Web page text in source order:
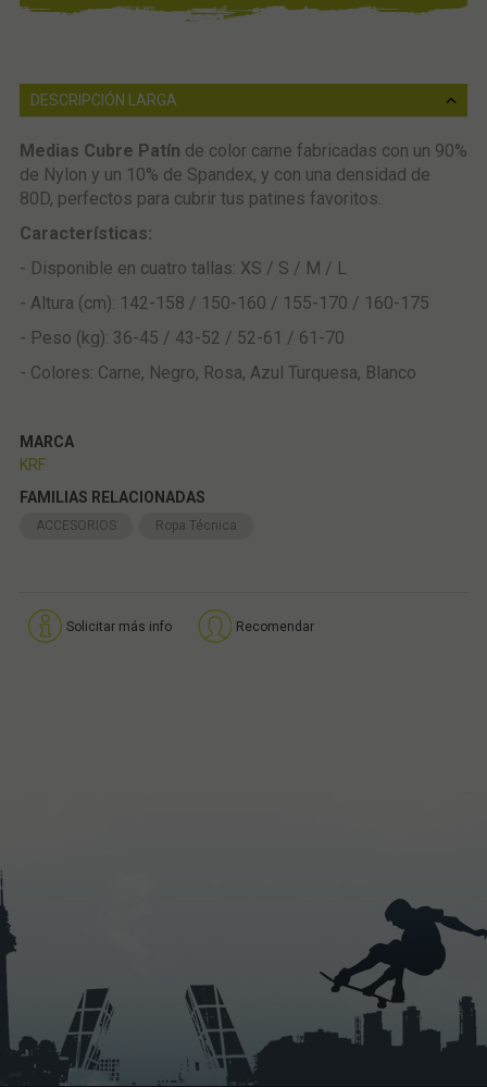
DESCRIPCIÓN LARGA
Medias Cubre Patín de color carne fabricadas con un 90%
de Nylon y un 10% de Spandex, y con una densidad de
80D, perfectos para cubrir tus patines favoritos.
Características:
- Disponible en cuatro tallas: XS / S / M / L
- Altura (cm): 142-158 / 150-160 / 155-170 / 160-175
- Peso (kg): 36-45 / 43-52 / 52-61 / 61-70
- Colores: Carne, Negro, Rosa, Azul Turquesa, Blanco
MARCA
KRF
FAMILIAS RELACIONADAS
ACCESORIOS Ropa Técnica
Solicitar más info Recomendar